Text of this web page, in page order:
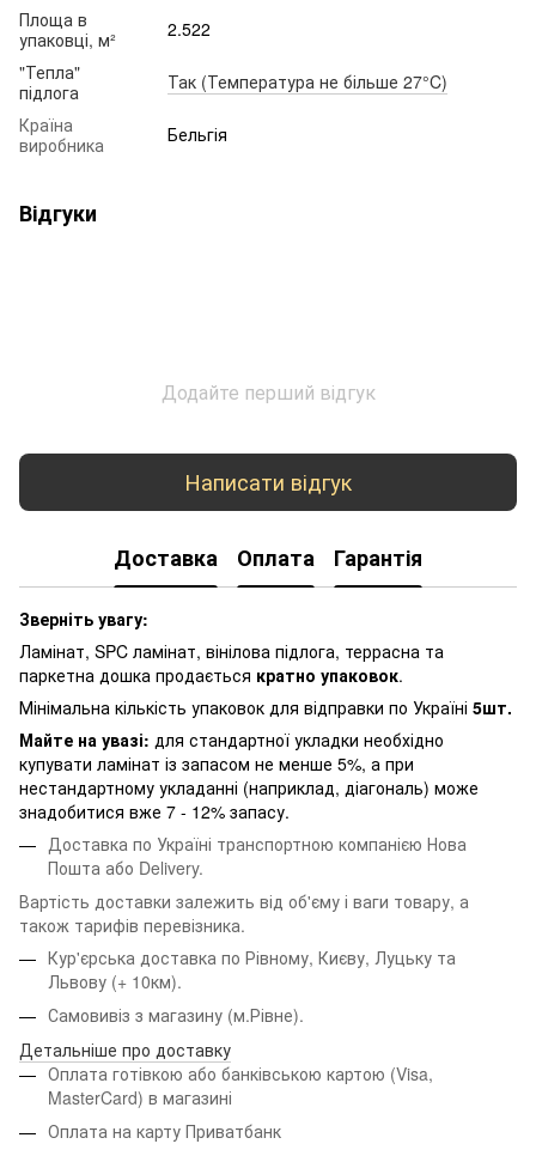
Площа в
упаковці, м²
2.522
"Тепла"
підлога
Так (Температура не більше 27°C)
Країна
виробника
Бельгія
Відгуки
Додайте перший відгук
Написати відгук
Доставка Оплата Гарантія
Зверніть увагу:
Ламінат, SPC ламінат, вінілова підлога, террасна та
паркетна дошка продається кратно упаковок.
Мінімальна кількість упаковок для відправки по Україні 5шт.
Майте на увазі: для стандартної укладки необхідно
купувати ламінат із запасом не менше 5%, а при
нестандартному укладанні (наприклад, діагональ) може
знадобитися вже 7 - 12% запасу.
Доставка по Україні транспортною компанією Нова
Пошта або Delivery.
Вартість доставки залежить від об'єму і ваги товару, а
також тарифів перевізника.
Кур'єрська доставка по Рівному, Києву, Луцьку та
Львову (+ 10км).
Самовивіз з магазину (м.Рівне).
Детальніше про доставку
Оплата готівкою або банківською картою (Visa,
MasterCard) в магазині
Оплата на карту Приватбанк